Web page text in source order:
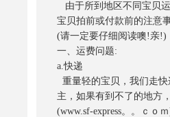
由于所到地区不同宝贝
宝贝拍前或付款前的注意
(请一定要仔细阅读噢!亲!)
一、运费问题:
a.快递
重量轻的宝贝，我们走
主，如果有到不了的地方
(www.sf-express。。ｃｏ